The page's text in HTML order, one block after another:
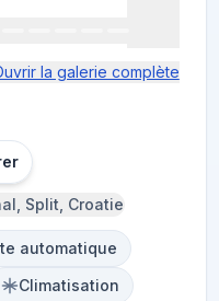
la galerie complète
Split, Croatie
automatique
Climatisation